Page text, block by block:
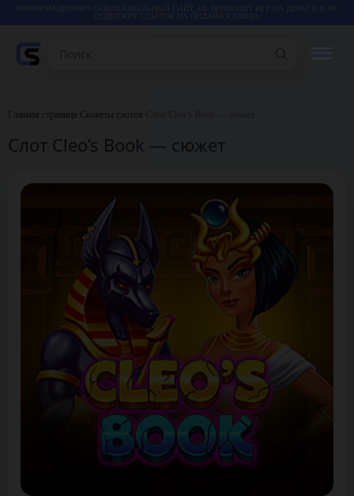
СОДЕРЖИТ ССЫЛОК НА ОНЛАЙН КАЗИНО.
КАЗИНО
СТАТЬИ
Главная страница Сюжеты слотов
Слот Cleo’s Book — сюжет